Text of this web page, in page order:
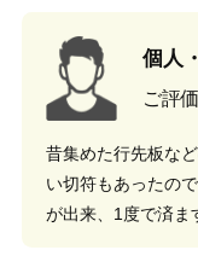
個人
ご評価
昔集めた行先板な
い切符もあったの
が出来、1度で済ま